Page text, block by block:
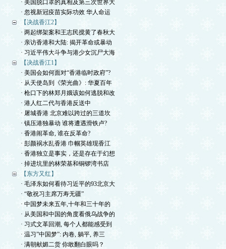
· 美国脱口罩的真相及第三次世界大
· 忽视新冠疫苗实际功效 华人命运
【决战香江2】
· 两起绑架案和王志民搅黄了春秋大
· 亲访香港和大陆: 揭开革命或暴动
· 习近平伟大斗争与港少女沉尸大海
【决战香江1】
· 美国会如何面对“香港临时政府”?
· 从天使岛到《荣光曲》: 华夏百年
· 枪口下的林郑月娥该如何逃脱和改
· 港人红二代与香港反送中
· 屠城香港 北京难以跨过的三道坎
· 镇压港独暴动 谁将遭遇滑铁卢?
· 香港闹革命, 谁在反革命?
· 彭颜祸水乱香港 巾帼英雄现香江
· 香港独立是事实，还是存在于幻想
· 掉进坑里的林荣基和铜锣湾书店
【东方又红】
· 毛泽东如何看待习近平的93北京大
· “敬祝习主席万寿无疆”
· 中国梦未来五年,十年和三十年的
· 从美国和中国的角度看俄乌战争的
· 习式文革回潮, 每个人都能感受到
· 温习”中国梦”: 内卷, 躺平, 养三
· 满朝献媚二货 你敢翻白眼吗？